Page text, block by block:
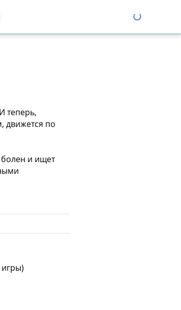
теперь,
движется по
болен и ищет